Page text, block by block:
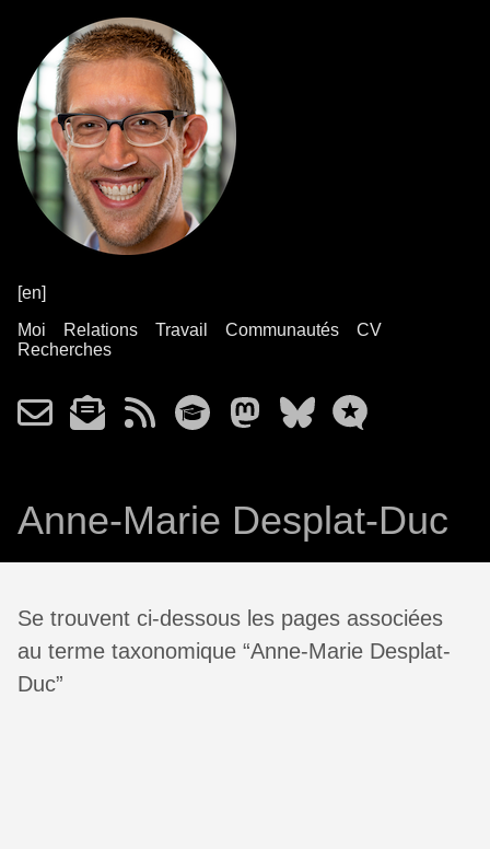
[en]
Moi
Relations Travail Communautés
CV
Recherches
Anne-Marie Desplat-Duc
Se trouvent ci-dessous les pages associées
au terme taxonomique “Anne-Marie Desplat-
Duc”